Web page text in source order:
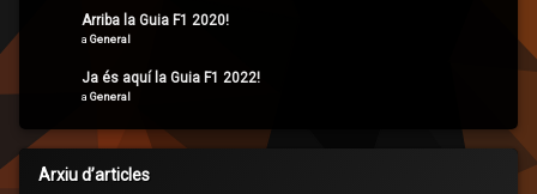
Arriba la Guia F1 2020!
a General
Ja és aquí la Guia F1 2022!
a General
Arxiu d’articles